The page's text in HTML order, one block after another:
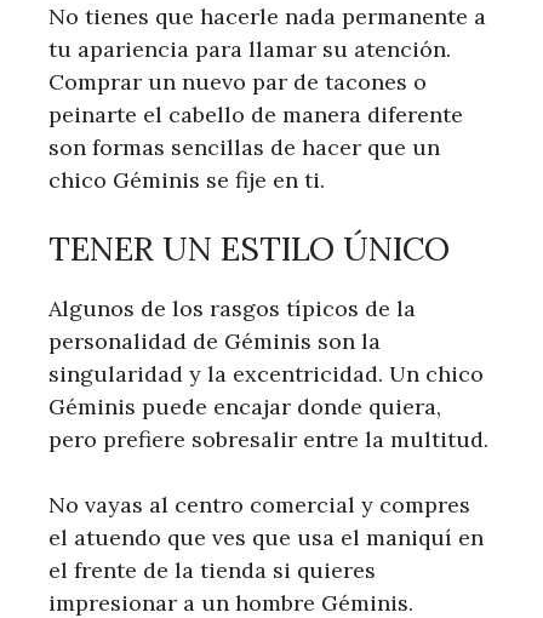
No tienes que hacerle nada permanente a
tu apariencia para llamar su atención.
Comprar un nuevo par de tacones o
peinarte el cabello de manera diferente
son formas sencillas de hacer que un
chico Géminis se fije en ti.
TENER UN ESTILO ÚNICO
Algunos de los rasgos típicos de la
personalidad de Géminis son la
singularidad y la excentricidad. Un chico
Géminis puede encajar donde quiera,
pero prefiere sobresalir entre la multitud.
No vayas al centro comercial y compres
el atuendo que ves que usa el maniquí en
el frente de la tienda si quieres
impresionar a un hombre Géminis.